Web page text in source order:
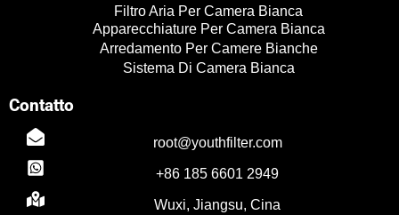
n
Filtro Aria Per Camera Bianca
Apparecchiature Per Camera Bianca
Arredamento Per Camere Bianche
Sistema Di Camera Bianca
Contatto
root@youthfilter.com
+86 185 6601 2949
Wuxi, Jiangsu, Cina